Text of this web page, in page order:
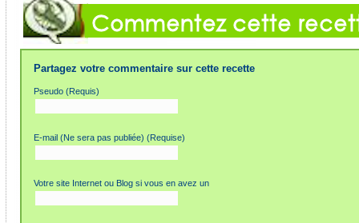
Partagez votre commentaire sur cette recette
Pseudo (Requis)
E-mail (Ne sera pas publiée) (Requise)
Votre site Internet ou Blog si vous en avez un